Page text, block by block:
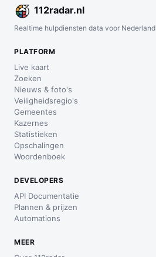
112radar.nl
Realtime hulpdiensten data voor Nederland
PLATFORM
Live kaart
Zoeken
Nieuws & foto's
Veiligheidsregio's
Gemeentes
Kazernes
Statistieken
Opschalingen
Woordenboek
DEVELOPERS
API Documentatie
Plannen & prijzen
Automations
MEER